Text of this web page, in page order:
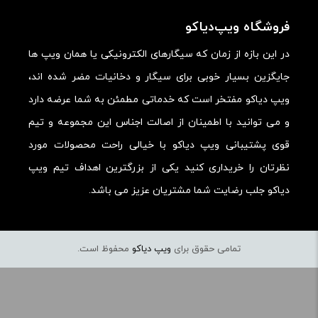
فروشگاه ویپ‌دیاکو
در این بازه از زمان که سیگارهای الکترونیکی یا همان ویپ ها
جایگزین بسیار خوبی برای سیگار و دخانیات مضر شده اند،
ویپ دیاکو مفتخر است که خدماتی مطمئن به شما عرضه دارد
و می توانید با اطمینان از اصالت اجناس این مجموعه و تیم
قوی پشتیبانی ویپ دیاکو با خیالی راحت محصولات مورد
نظرتان را خریداری کنید یکی از بزرگترین اهداف تیم ویپ
دیاکو جلب رضایت شما مشتریان عزیز می باشد.
تمامی حقوق برای ویپ دیاکو محفوظ است.